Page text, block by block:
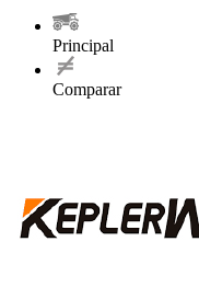
Principal
Comparar